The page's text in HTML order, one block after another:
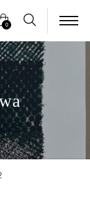
0